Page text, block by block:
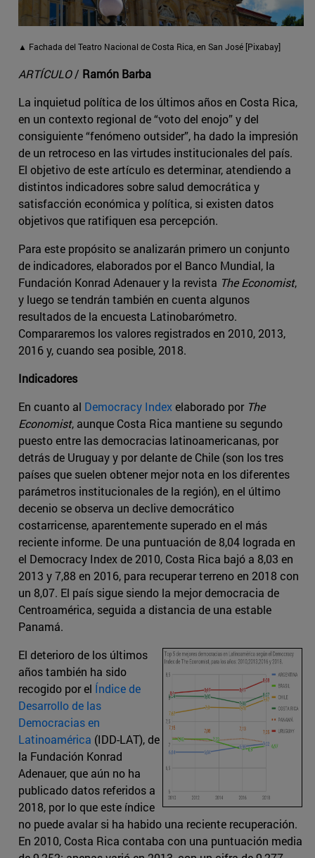
▲ Fachada del Teatro Nacional de Costa Rica, en San José [Pixabay]
ARTÍCULO/ Ramón Barba
La inquietud política de los últimos años en Costa Rica,
en un contexto regional de “voto del enojo” y del
consiguiente “fenómeno outsider”, ha dado la impresión
de un retroceso en las virtudes institucionales del país.
El objetivo de este artículo es determinar, atendiendo a
distintos indicadores sobre salud democrática y
satisfacción económica y política, si existen datos
objetivos que ratifiquen esa percepción.
Para este propósito se analizarán primero un conjunto
de indicadores, elaborados por el Banco Mundial, la
Fundación Konrad Adenauer y la revista The Economist,
y luego se tendrán también en cuenta algunos
resultados de la encuesta Latinobarómetro.
Compararemos los valores registrados en 2010, 2013,
2016 y, cuando sea posible, 2018.
Indicadores
En cuanto al Democracy Indexelaborado por The
Economist, aunque Costa Rica mantiene su segundo
puesto entre las democracias latinoamericanas, por
detrás de Uruguay y por delante de Chile (son los tres
países que suelen obtener mejor nota en los diferentes
parámetros institucionales de la región), en el último
decenio se observa un declive democrático
costarricense, aparentemente superado en el más
reciente informe. De una puntuación de 8,04 lograda en
el Democracy Index de 2010, Costa Rica bajó a 8,03 en
2013 y 7,88 en 2016, para recuperar terreno en 2018 con
un 8,07. El país sigue siendo la mejor democracia de
Centroamérica, seguida a distancia de una estable
Panamá.
El deterioro de los últimos
años también ha sido
recogido por el Índice de
Desarrollo de las
Democracias en
Latinoamérica (IDD-LAT), de
la Fundación Konrad
Adenauer, que aún no ha
publicado datos referidos a
2018, por lo que este índice
no puede avalar si ha habido una reciente recuperación.
En 2010, Costa Rica contaba con una puntuación media